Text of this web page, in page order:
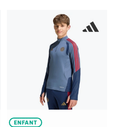
ENFANT